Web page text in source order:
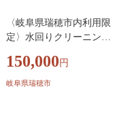
〈岐阜県瑞穂市内利用限
定〉水回りクリーニング3
レ・洗面）｜掃除 清掃 ク
リーニング お風呂 浴槽 ト
150,000 円
岐阜県瑞穂市